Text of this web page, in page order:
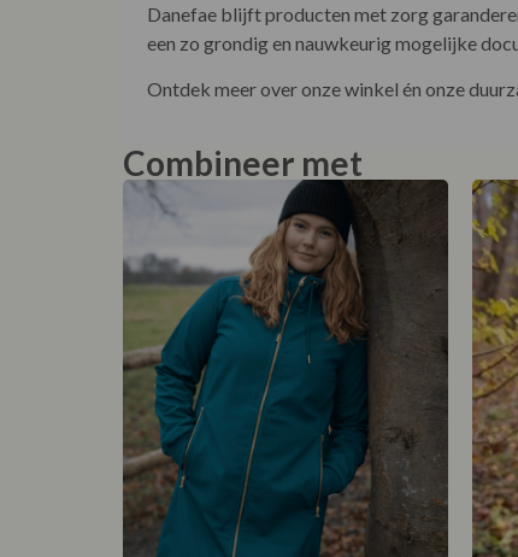
Danefae blijft producten met zorg
een zo grondig en nauwkeurig mogelijke
Ontdek meer over onze winkel én onze
Combineer met